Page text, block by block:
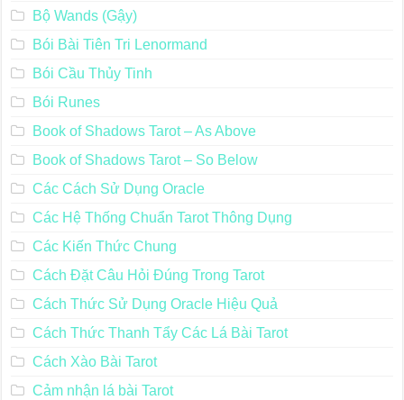
Bộ Wands (Gậy)
Bói Bài Tiên Tri Lenormand
Bói Cầu Thủy Tinh
Bói Runes
Book of Shadows Tarot – As Above
Book of Shadows Tarot – So Below
Các Cách Sử Dụng Oracle
Các Hệ Thống Chuẩn Tarot Thông Dụng
Các Kiến Thức Chung
Cách Đặt Câu Hỏi Đúng Trong Tarot
Cách Thức Sử Dụng Oracle Hiệu Quả
Cách Thức Thanh Tẩy Các Lá Bài Tarot
Cách Xào Bài Tarot
Cảm nhận lá bài Tarot